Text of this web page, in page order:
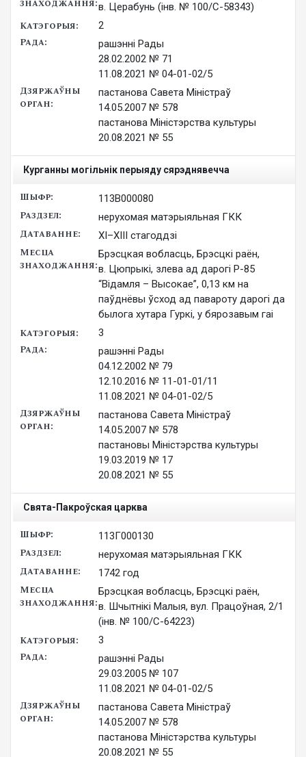
в. Церабунь (інв. № 100/С-58343)
2
рашэнні Рады
28.02.2002 № 71
11.08.2021 № 04-01-02/5
пастанова Савета Міністраў
14.05.2007 № 578
пастанова Міністэрства культуры
20.08.2021 № 55
113В000080
Курганны могільнік перыяду сярэднявечча
ХІ–ХІІІ стагоддзі
Брэсцкая вобласць, Брэсцкі раён,
в. Цюпрыкі, злева ад дарогі Р-85
“Відамля – Высокае”, 0,13 км на
паўднёвы ўсход ад павароту дарогі да
былога хутара Гуркі, у бярозавым гаі
3
рашэнні Рады
04.12.2002 № 79
12.10.2016 № 11-01-01/11
11.08.2021 № 04-01-02/5
пастанова Савета Міністраў
14.05.2007 № 578
пастановы Міністэрства культуры
19.03.2019 № 17
20.08.2021 № 55
нерухомая матэрыяльная ГКК
113Г000130
Свята-Пакроўская царква
1742 год
Брэсцкая вобласць, Брэсцкі раён,
в. Шчытнікі Малыя, вул. Працоўная, 2/1
(інв. № 100/С-64223)
3
рашэнні Рады
29.03.2005 № 107
11.08.2021 № 04-01-02/5
пастанова Савета Міністраў
14.05.2007 № 578
пастанова Міністэрства культуры
20.08.2021 № 55
нерухомая матэрыяльная ГКК